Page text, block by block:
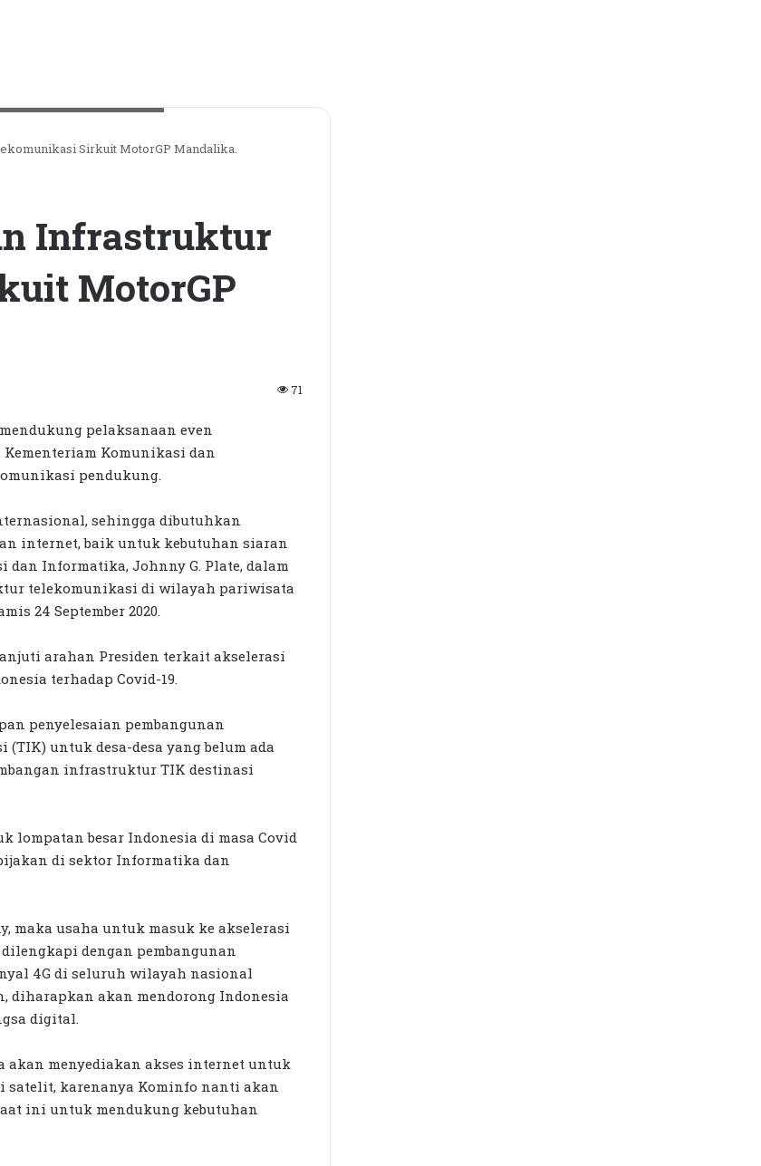
Sirkuit MotorGP Mandalika.
Infrastruktur
MotorGP
71
mendukung pelaksanaan even
Komunikasi dan
pendukung.
sehingga dibutuhkan
internet, baik untuk kebutuhan siaran
Informatika, Johnny G. Plate, dalam
telekomunikasi di wilayah pariwisata
24 September 2020.
arahan Presiden terkait akselerasi
terhadap Covid-19.
penyelesaian pembangunan
untuk desa-desa yang belum ada
infrastruktur TIK destinasi
lompatan besar Indonesia di masa Covid
di sektor Informatika dan
maka usaha untuk masuk ke akselerasi
dengan pembangunan
4G di seluruh wilayah nasional
akan mendorong Indonesia
digital.
akan menyediakan akses internet untuk
satelit, karenanya Kominfo nanti akan
ini untuk mendukung kebutuhan